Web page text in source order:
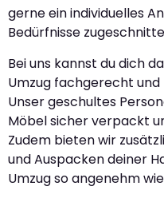
gerne ein individuelles
Bedürfnisse
Bei uns kannst du dich
Umzug fachgerecht
Unser geschultes
Möbel sicher verpackt
Zudem bieten wir
und Auspacken deiner
Umzug so angenehm